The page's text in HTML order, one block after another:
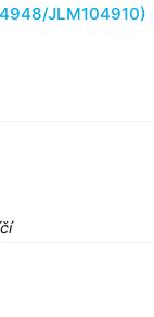
JLM104910)